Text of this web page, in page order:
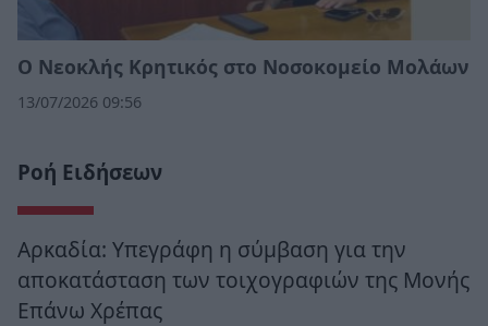
Ο Νεοκλής Κρητικός στο Νοσοκομείο Μολάων
13/07/2026 09:56
Ροή Ειδήσεων
Αρκαδία: Υπεγράφη η σύμβαση για την
αποκατάσταση των τοιχογραφιών της Μονής
Επάνω Χρέπας